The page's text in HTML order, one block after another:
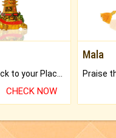
CHECK NOW
Mala